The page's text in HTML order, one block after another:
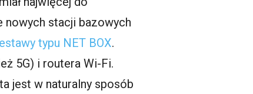
nowych stacji bazowych
typu NET BOX.
5G) i routera Wi-Fi.
jest w naturalny sposób